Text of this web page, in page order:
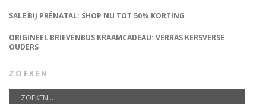
SALE BIJ PRÉNATAL: SHOP NU TOT 50% KORTING
ORIGINEEL BRIEVENBUS KRAAMCADEAU: VERRAS KERSVERSE
OUDERS
ZOEKEN